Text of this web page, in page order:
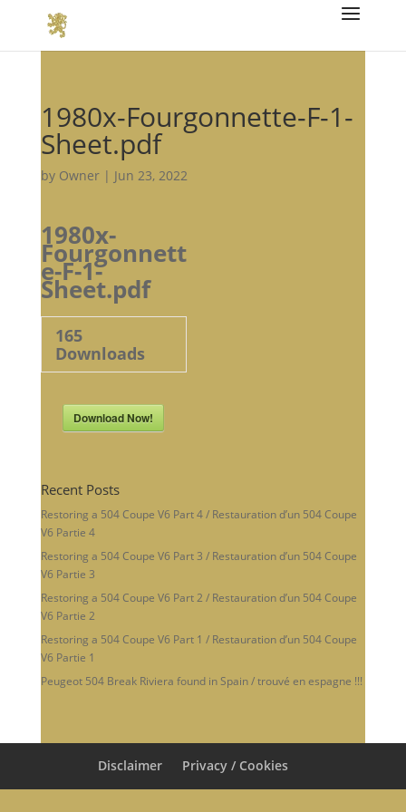
1980x-Fourgonnette-F-1-
Sheet.pdf
by Owner| Jun 23, 2022
1980x-
Fourgonnett
e-F-1-
Sheet.pdf
165
Downloads
Download Now!
Recent Posts
Restoring a 504 Coupe V6 Part 4 / Restauration d’un 504 Coupe
V6 Partie 4
Restoring a 504 Coupe V6 Part 3 / Restauration d’un 504 Coupe
V6 Partie 3
Restoring a 504 Coupe V6 Part 2 / Restauration d’un 504 Coupe
V6 Partie 2
Restoring a 504 Coupe V6 Part 1 / Restauration d’un 504 Coupe
V6 Partie 1
Peugeot 504 Break Riviera found in Spain / trouvé en espagne !!!
Disclaimer Privacy / Cookies